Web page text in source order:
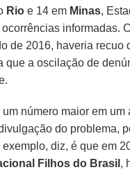
Rio e 14 em Minas,
informadas.
de 2016, haveria recuo
que a oscilação de
um número maior em um
do problema,
exemplo, diz, é que em
Filhos do Brasil ,